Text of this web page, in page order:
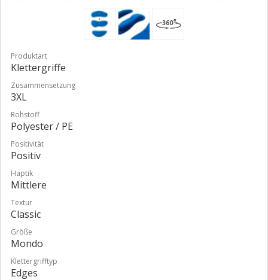
Produktart
Klettergriffe
Zusammensetzung
3XL
Rohstoff
Polyester / PE
Positivität
Positiv
Haptik
Mittlere
Textur
Classic
Größe
Mondo
Klettergrifftyp
Edges